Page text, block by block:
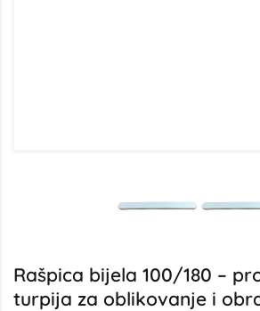
Rašpica bijela 100/180 –
turpija za oblikovanje i